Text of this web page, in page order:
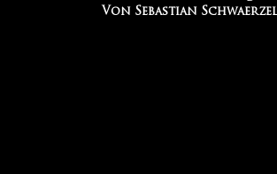
Von Sebastian Schwaerzel